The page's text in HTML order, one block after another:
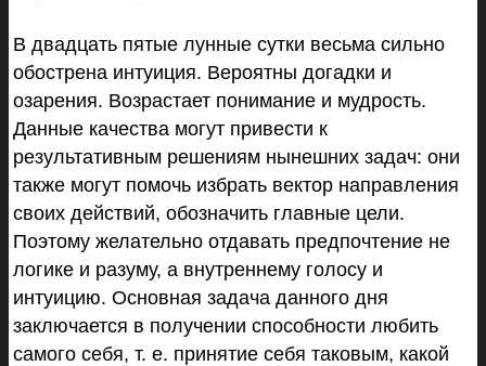
В двадцать пятые лунные сутки весьма сильно
обострена интуиция. Вероятны догадки и
озарения. Возрастает понимание и мудрость.
Данные качества могут привести к
результативным решениям нынешних задач: они
также могут помочь избрать вектор направления
своих действий, обозначить главные цели.
Поэтому желательно отдавать предпочтение не
логике и разуму, а внутреннему голосу и
интуицию. Основная задача данного дня
заключается в получении способности любить
самого себя, т. е. принятие себя таковым, какой